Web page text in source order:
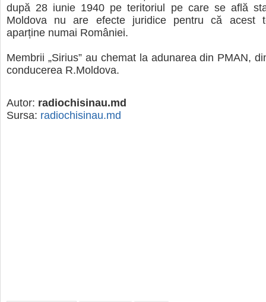
după 28 iunie 1940 pe teritoriul pe care se află
Moldova nu are efecte juridice pentru că acest
aparține numai României.
Membrii „Sirius” au chemat la adunarea din PMAN,
conducerea R.Moldova.
Autor: radiochisinau.md
Sursa: radiochisinau.md